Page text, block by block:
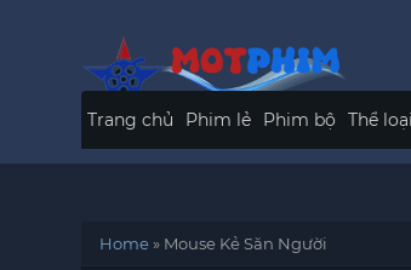
Trang chủ Phim lẻ Phim bộ Thể loại
Home» Mouse Kẻ Săn Người